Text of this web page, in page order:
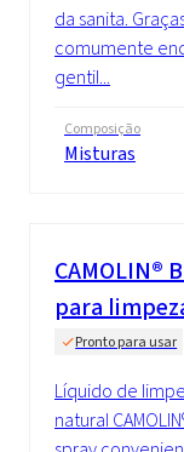
da sanita.
comumente
gentil...
Composição
Misturas
CAMOLIN®
para
Pronto para usar
Líquido de
natural